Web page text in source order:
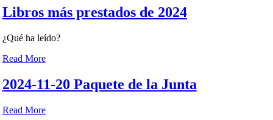
Libros más prestados de 2024
¿Qué ha leído?
Read More
2024-11-20 Paquete de la Junta
Read More